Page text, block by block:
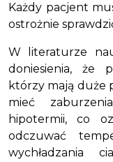
Każdy pacjent
ostrożnie
W literaturze
doniesienia, że
którzy mają duże
mieć
hipotermii, co
odczuwać
wychładzania